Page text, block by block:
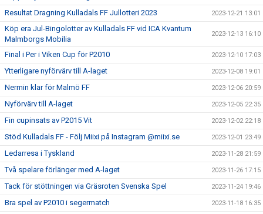
Resultat Dragning Kulladals FF Jullotteri 2023 2023-12-21 13:01
Köp era Jul-Bingolotter av Kulladals FF vid ICA Kvantum
Malmborgs Mobilia
2023-12-13 16:10
Final i Per i Viken Cup för P2010 2023-12-10 17:03
Ytterligare nyförvärv till A-laget 2023-12-08 19:01
Nermin klar för Malmö FF 2023-12-06 20:59
Nyförvärv till A-laget 2023-12-05 22:35
Fin cupinsats av P2015 Vit 2023-12-02 22:18
Stöd Kulladals FF - Följ Miixi på Instagram @miixi.se 2023-12-01 23:49
Ledarresa i Tyskland 2023-11-28 21:59
Två spelare förlänger med A-laget 2023-11-26 17:15
Tack för stöttningen via Gräsroten Svenska Spel 2023-11-24 19:46
Bra spel av P2010 i segermatch 2023-11-18 16:35